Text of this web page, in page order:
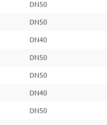
DN50
DN50
DN40
DN50
DN50
DN40
DN50